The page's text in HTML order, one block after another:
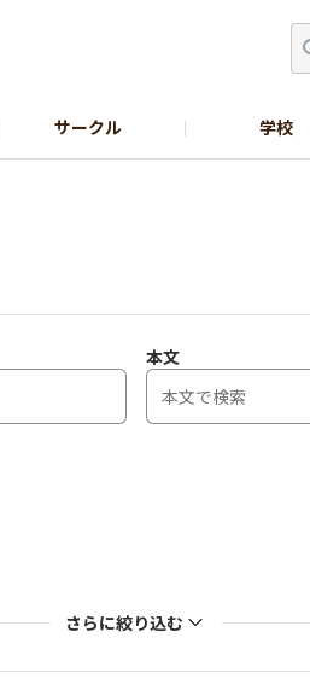
サークル 学校
本文
さらに絞り込む